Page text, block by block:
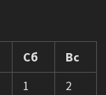
Сб
Вс
1
2